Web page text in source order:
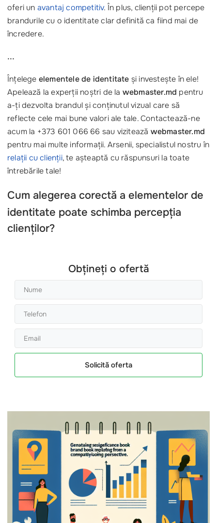
oferi un avantaj competitiv. În plus, clienții pot percepe
brandurile cu o identitate clar definită ca fiind mai de
încredere.
...
Înțelege elementele de identitate și investește în ele!
Apelează la experții noștri de la webmaster.md pentru
a-ți dezvolta brandul și conținutul vizual care să
reflecte cele mai bune valori ale tale. Contactează-ne
acum la +373 601 066 66 sau vizitează webmaster.md
pentru mai multe informații. Arsenii, specialistul nostru în
relații cu clienții, te așteaptă cu răspunsuri la toate
întrebările tale!
Cum alegerea corectă a elementelor de
identitate poate schimba percepția
clienților?
Obțineți o ofertă
Solicită oferta